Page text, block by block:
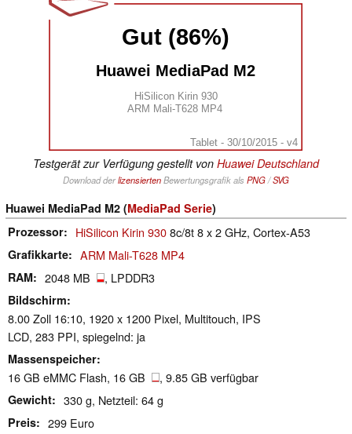
Gut (86%)
Huawei MediaPad M2
HiSilicon Kirin 930
ARM Mali-T628 MP4
Tablet - 30/10/2015 - v4
Testgerät zur Verfügung gestellt von Huawei Deutschland
Download derlizensiertenBewertungsgrafik als PNG/SVG
Huawei MediaPad M2 (MediaPad Serie)
Prozessor
HiSilicon Kirin 9308c/8t 8 x 2 GHz, Cortex-A53
Grafikkarte ARM Mali-T628 MP4
RAM 2048 MB , LPDDR3
Bildschirm
8.00 Zoll 16:10, 1920 x 1200 Pixel, Multitouch, IPS
LCD, 283 PPI, spiegelnd: ja
Massenspeicher
16 GB eMMC Flash, 16 GB , 9.85 GB verfügbar
Gewicht 330 g, Netzteil: 64 g
Preis 299 Euro